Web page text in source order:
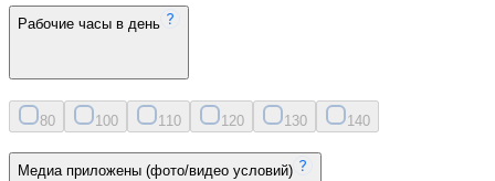
Рабочие часы в день
80 100 11 0 120 130 140
Медиа приложены (фото/видео условий)